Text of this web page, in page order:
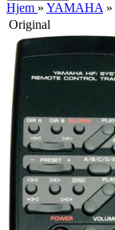
Hjem » YAMAHA »
Original